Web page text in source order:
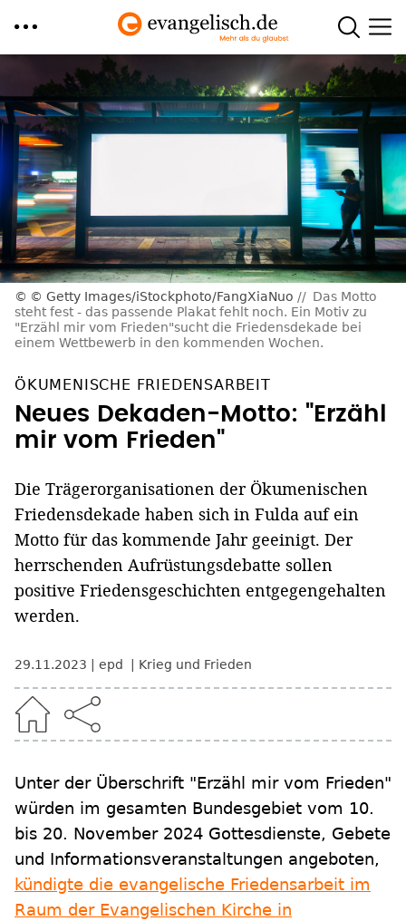
zum
Inhalt
© Getty Images/iStockphoto/FangXiaNuo
Das Motto
steht fest - das passende Plakat fehlt noch. Ein Motiv zu
"Erzähl mir vom Frieden"sucht die Friedensdekade bei
einem Wettbewerb in den kommenden Wochen.
ÖKUMENISCHE FRIEDENSARBEIT
Neues Dekaden-Motto: "Erzähl
mir vom Frieden"
Die Trägerorganisationen der Ökumenischen
Friedensdekade haben sich in Fulda auf ein
Motto für das kommende Jahr geeinigt. Der
herrschenden Aufrüstungsdebatte sollen
positive Friedensgeschichten entgegengehalten
werden.
29.11.2023 epd Krieg und Frieden
Unter der Überschrift "Erzähl mir vom Frieden"
würden im gesamten Bundesgebiet vom 10.
bis 20. November 2024 Gottesdienste, Gebete
und Informationsveranstaltungen angeboten,
kündigte die evangelische Friedensarbeit im
Raum der Evangelischen Kirche in